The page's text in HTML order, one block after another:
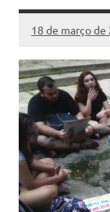
18 de março de